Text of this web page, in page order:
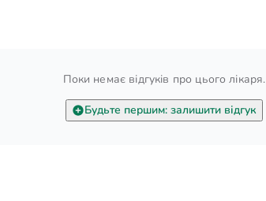
Поки немає відгуків про цього лікаря.
Будьте першим: залишити відгук